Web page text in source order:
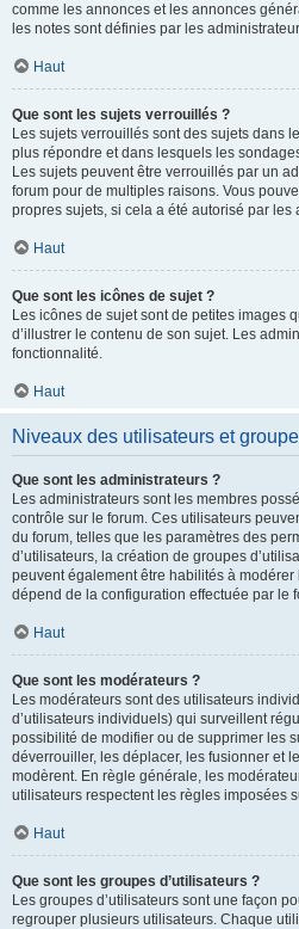
comme les annonces et les annonces
les notes sont définies par les
Haut
Que sont les sujets verrouillés ?
Les sujets verrouillés sont des sujets dans
plus répondre et dans lesquels les
Les sujets peuvent être verrouillés par un
forum pour de multiples raisons. Vous
propres sujets, si cela a été autorisé par les
Haut
Que sont les icônes de sujet ?
Les icônes de sujet sont de petites images
d’illustrer le contenu de son sujet. Les
fonctionnalité.
Haut
Niveaux des utilisateurs et
Que sont les administrateurs ?
Les administrateurs sont les membres
contrôle sur le forum. Ces utilisateurs
du forum, telles que les paramètres des
d’utilisateurs, la création de groupes
peuvent également être habilités à modérer
dépend de la configuration effectuée par le
Haut
Que sont les modérateurs ?
Les modérateurs sont des utilisateurs
d’utilisateurs individuels) qui surveillent
possibilité de modifier ou de supprimer les
déverrouiller, les déplacer, les fusionner et
modèrent. En règle générale, les
utilisateurs respectent les règles imposées
Haut
Que sont les groupes d’utilisateurs ?
Les groupes d’utilisateurs sont une façon
regrouper plusieurs utilisateurs. Chaque